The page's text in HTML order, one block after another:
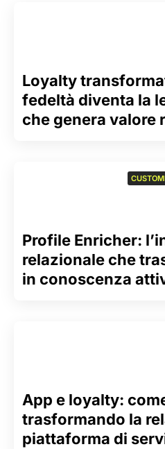
Loyalty
fedeltà diventa la
che genera valore
Profile Enricher:
relazionale che
in conoscenza
App e loyalty:
trasformando la
piattaforma di